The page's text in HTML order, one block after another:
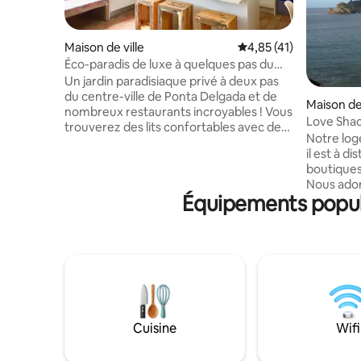
Maison de ville Évaluation moyenne
4,85 (41)
Éco-paradis de luxe à quelques pas du
centre-ville
Un jardin paradisiaque privé à deux pas
du centre-ville de Ponta Delgada et de
nombreux restaurants incroyables ! Vous
trouverez des lits confortables avec des
bien approvisionnées. En outre,
contrairement à une grande partie du
centre-ville, notre rue abrite toujours de
solaire et nous avons un compost !
Consultez nos précautions liées au
Covid-19 ci-dessous, y compris un
minimum de nuit entre chaque invité.
Maison
Love
Notre
il est à
Nous
sur
maison
nos amis. La maison est surnommée la
cabane
charme.
familles
Équipements
Cuisine Wifi